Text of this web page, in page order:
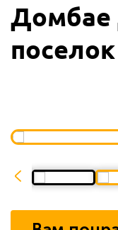
Домбае
поселок